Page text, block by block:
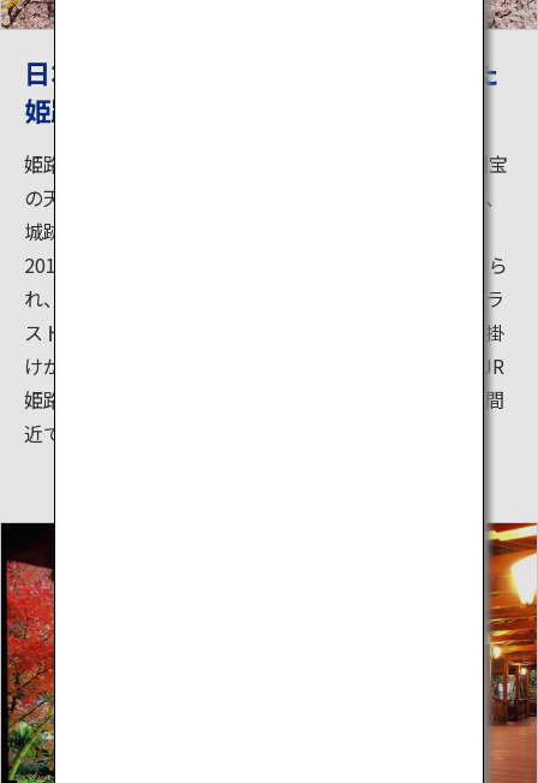
日本で初めて世界遺産として登録された
姫路城
姫路城の大天守は1609年に建築された現存天守で、国宝
の天守だけでなく、多くの建築物は国宝や重要文化財、
城跡は国の特別史跡に指定されています。2009年から
2015年にかけて、天守の大規模な保存修理工事が進めら
れ、装いが新たになりました。瓦屋根と白壁のコントラ
ストが美しいだけではなく、防衛のために細やかな仕掛
けがお城の随所に備わっています。姫路市中心にあるJR
姫路駅からも凛と聳え立つ姫路城の姿が見えますが、間
近で見るその迫力にきっと驚くでしょう。